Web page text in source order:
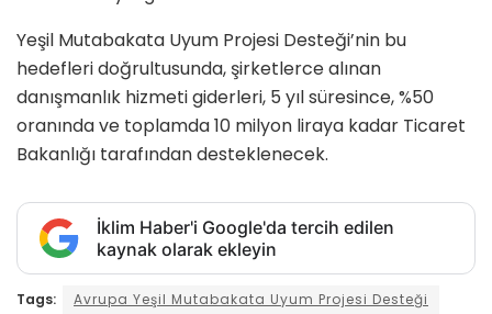
Yeşil Mutabakata Uyum Projesi Desteği’nin bu
hedefleri doğrultusunda, şirketlerce alınan
danışmanlık hizmeti giderleri, 5 yıl süresince, %50
oranında ve toplamda 10 milyon liraya kadar Ticaret
Bakanlığı tarafından desteklenecek.
İklim Haber'i Google'da tercih edilen
kaynak olarak ekleyin
Tags:
Avrupa Yeşil Mutabakata Uyum Projesi Desteği